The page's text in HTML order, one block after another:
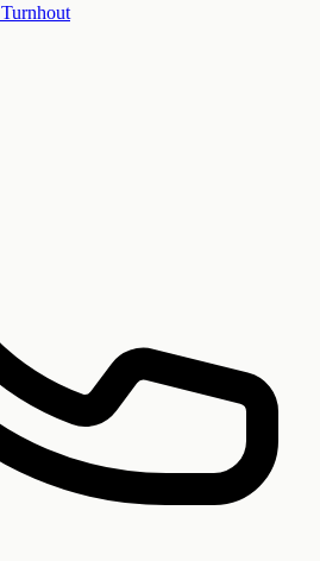
Turnhout